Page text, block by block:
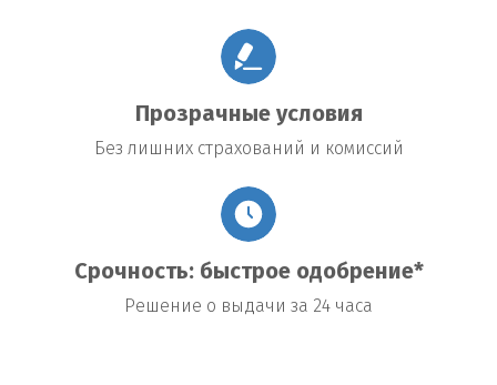
Прозрачные условия
Без лишних страхований и комиссий
Срочность: быстрое одобрение*
Решение о выдачи за 24 часа